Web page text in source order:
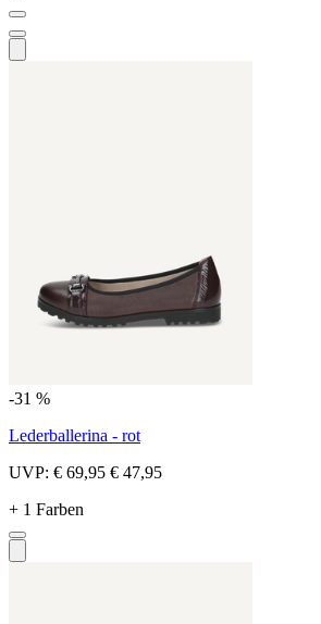
-31 %
Lederballerina - rot
UVP: € 69,95 € 47,95
+ 1 Farben